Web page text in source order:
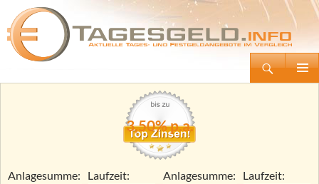
Tagesgeld.info – Tagesgeldkonten vergleichen und Tagesgeld-Zinsen berechnen
Zum
3,50% p.a.
Anlagesumme:
Laufzeit:
Anlagesumme:
Laufzeit: